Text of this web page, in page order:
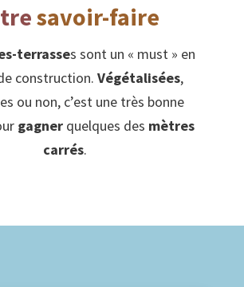
savoir-faire
terrasses sont un « must » en
construction. Végétalisées,
ou non, c’est une très bonne
gagner quelques des mètres
carrés.